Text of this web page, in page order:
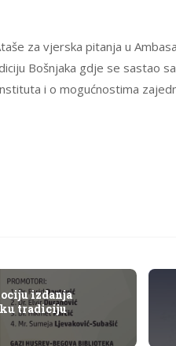
za vjerska pitanja u
Bošnjaka gdje se sastao
i o mogućnostima
izdanja
tradiciju